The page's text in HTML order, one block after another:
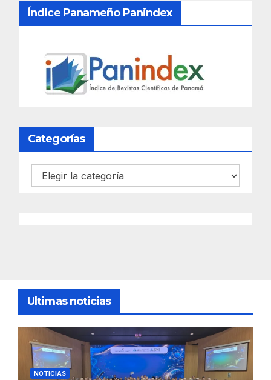
Índice Panameño Panindex
Categorías
Categorías
Ultimas noticias
NOTICIAS